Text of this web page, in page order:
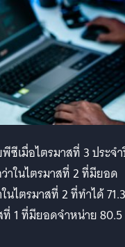
ซีเมื่อไตรมาสที่ 3 ประจ
าในไตรมาสที่ 2 ที่มียอด
นไตรมาสที่ 2 ที่ทำได้ 71.3
ที่ 1 ที่มียอดจำหน่าย 80.5